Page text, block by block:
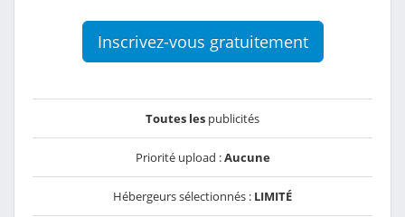
Inscrivez-vous gratuitement
Toutes les publicités
Priorité upload :Aucune
Hébergeurs sélectionnés : LIMITÉ